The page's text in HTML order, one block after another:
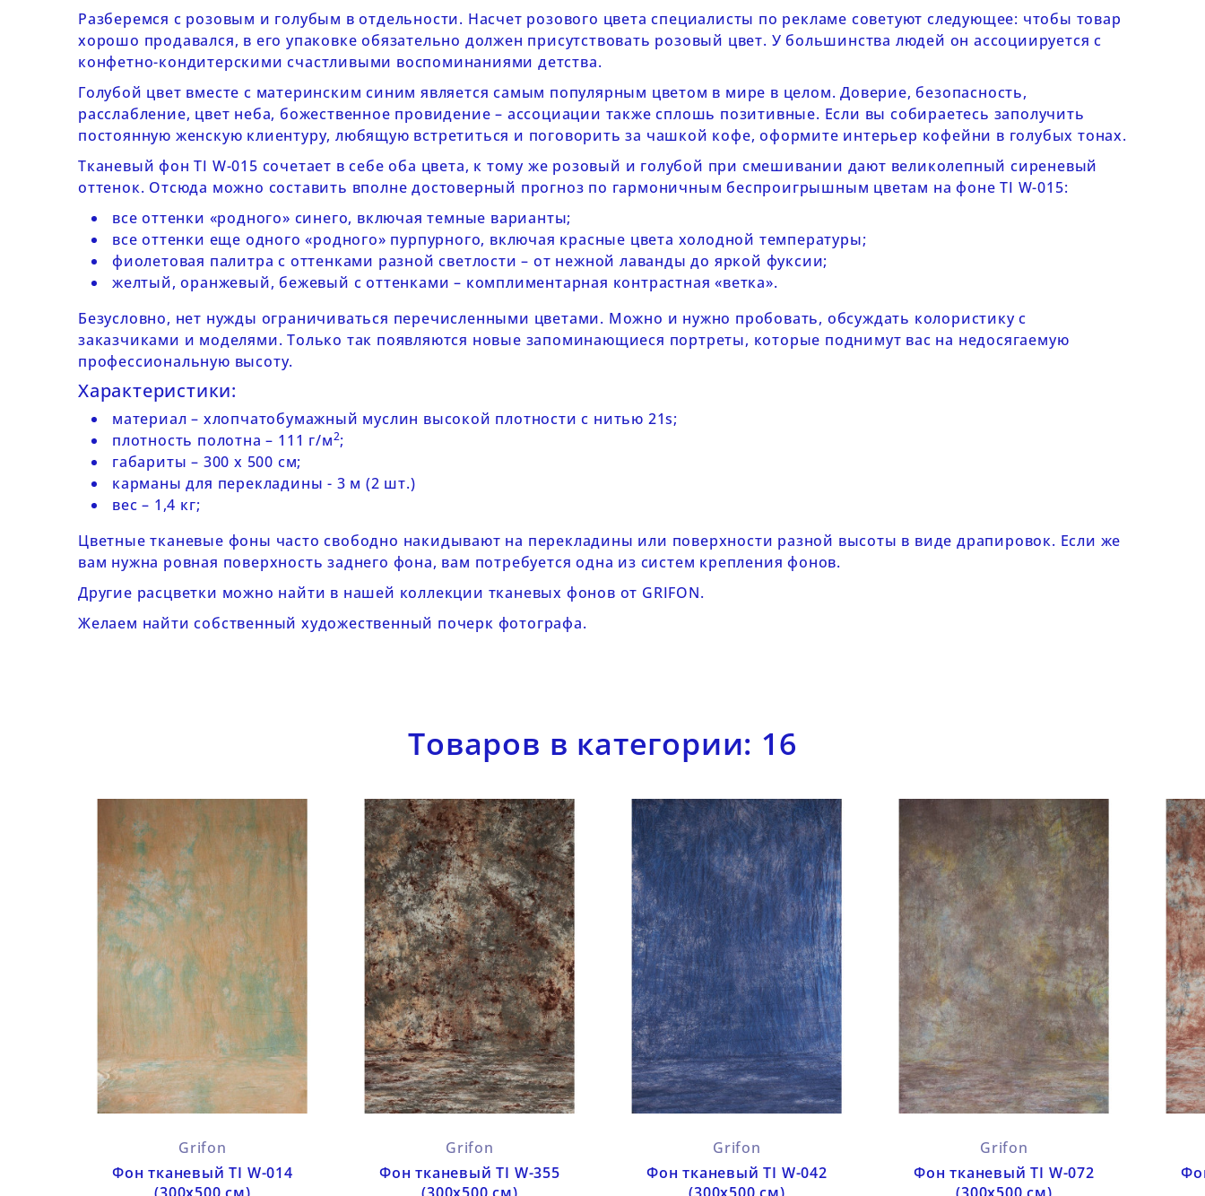
Разберемся с розовым и голубым в отдельности. Насчет розового цвета специалисты по рекламе советуют следующее: чтобы товар
хорошо продавался, в его упаковке обязательно должен присутствовать розовый цвет. У большинства людей он ассоциируется с
конфетно-кондитерскими счастливыми воспоминаниями детства.
Голубой цвет вместе с материнским синим является самым популярным цветом в мире в целом. Доверие, безопасность,
расслабление, цвет неба, божественное провидение – ассоциации также сплошь позитивные. Если вы собираетесь заполучить
постоянную женскую клиентуру, любящую встретиться и поговорить за чашкой кофе, оформите интерьер кофейни в голубых тонах.
Тканевыйфон TI W-015 сочетает в себе оба цвета, к тому же розовый и голубой при смешивании дают великолепный сиреневый
оттенок. Отсюда можно составить вполне достоверный прогноз по гармоничным беспроигрышным цветам на фоне TI W-015:
все оттенки «родного» синего, включая темные варианты;
все оттенки еще одного «родного» пурпурного, включая красные цвета холодной температуры;
фиолетовая палитра с оттенками разной светлости – от нежной лаванды до яркой фуксии;
желтый, оранжевый, бежевый с оттенками – комплиментарная контрастная «ветка».
Безусловно, нет нужды ограничиваться перечисленными цветами. Можно и нужно пробовать, обсуждать колористику с
заказчиками и моделями. Только так появляются новые запоминающиеся портреты, которые поднимут вас на недосягаемую
профессиональную высоту.
Характеристики:
материал – хлопчатобумажный муслин высокой плотности с нитью 21s;
плотность полотна – 111 г/м2;
габариты – 300 х 500 cм;
карманы для перекладины - 3 м (2 шт.)
вес – 1,4 кг;
Цветные тканевые фоны часто свободно накидывают на перекладины или поверхности разной высоты в виде драпировок. Если же
вам нужна ровная поверхность заднего фона, вам потребуется одна из систем крепления фонов.
Другие расцветки можно найти в нашей коллекции тканевых фонов от GRIFON.
Желаем найти собственный художественный почерк фотографа.
Товаров в категории: 16
Grifon
Фон тканевый TI W-014
Grifon
Фон тканевый TI W-355
Grifon
Фон тканевый TI W-042
Grifon
Фон тканевый TI W-072